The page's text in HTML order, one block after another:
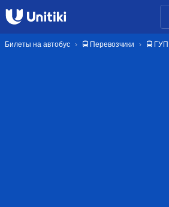
Билеты на автобус 🚍 Перевозчики 🚍